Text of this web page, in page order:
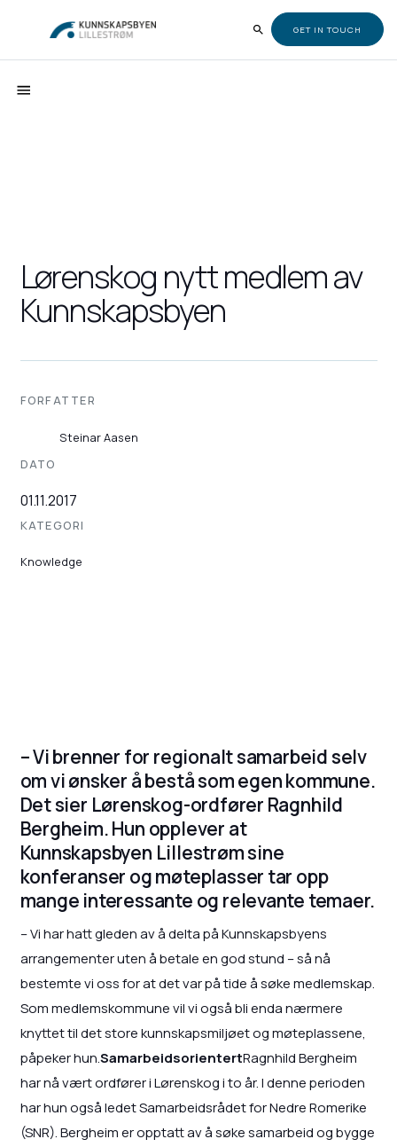
GET IN TOUCH
Lørenskog nytt medlem av
Kunnskapsbyen
FORFATTER
Steinar Aasen
DATO
01.11.2017
KATEGORI
Knowledge
– Vi brenner for regionalt samarbeid selv
om vi ønsker å bestå som egen kommune.
Det sier Lørenskog-ordfører Ragnhild
Bergheim. Hun opplever at
Kunnskapsbyen Lillestrøm sine
konferanser og møteplasser tar opp
mange interessante og relevante temaer.
– Vi har hatt gleden av å delta på Kunnskapsbyens
arrangementer uten å betale en god stund – så nå
bestemte vi oss for at det var på tide å søke medlemskap.
Som medlemskommune vil vi også bli enda nærmere
knyttet til det store kunnskapsmiljøet og møteplassene,
påpeker hun.SamarbeidsorientertRagnhild Bergheim
har nå vært ordfører i Lørenskog i to år. I denne perioden
har hun også ledet Samarbeidsrådet for Nedre Romerike
(SNR). Bergheim er opptatt av å søke samarbeid og bygge